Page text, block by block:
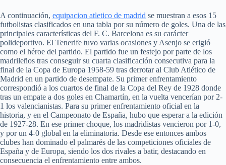
A continuación, equipacion atletico de madrid se muestran a esos 15
futbolistas clasificados en una tabla por su número de goles. Una de las
principales características del F. C. Barcelona es su carácter
polideportivo. El Tenerife tuvo varias ocasiones y Asenjo se erigió
como el héroe del partido. El partido fue un festejo por parte de los
madrileños tras conseguir su cuarta clasificación consecutiva para la
final de la Copa de Europa 1958-59 tras derrotar al Club Atlético de
Madrid en un partido de desempate. Su primer enfrentamiento
correspondió a los cuartos de final de la Copa del Rey de 1928 donde
tras un empate a dos goles en Chamartín, en la vuelta vencerían por 2-
1 los valencianistas. Para su primer enfrentamiento oficial en la
historia, y en el Campeonato de España, hubo que esperar a la edición
de 1927-28. En ese primer choque, los madridistas vencieron por 1-0,
y por un 4-0 global en la eliminatoria. Desde ese entonces ambos
clubes han dominado el palmarés de las competiciones oficiales de
España y de Europa, siendo los dos rivales a batir, destacando en
consecuencia el enfrentamiento entre ambos.